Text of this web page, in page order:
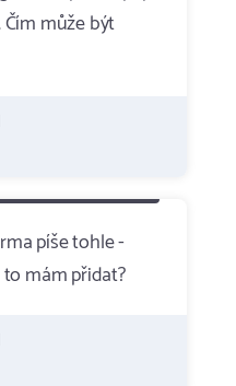
může být
píše tohle -
mám přidat?